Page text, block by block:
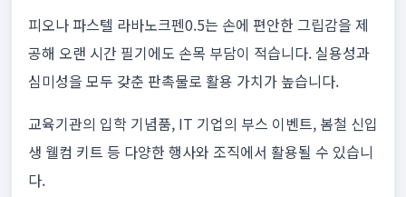
피오나 파스텔 라바노크펜0.5는 손에 편안한 그립감을 제
공해 오랜 시간 필기에도 손목 부담이 적습니다. 실용성과
심미성을 모두 갖춘 판촉물로 활용 가치가 높습니다.
교육기관의 입학 기념품, IT 기업의 부스 이벤트, 봄철 신입
생 웰컴 키트 등 다양한 행사와 조직에서 활용될 수 있습니
다.